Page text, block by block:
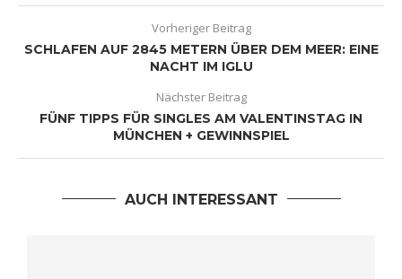
Vorheriger Beitrag
SCHLAFEN AUF 2845 METERN ÜBER DEM MEER: EINE
NACHT IM IGLU
Nächster Beitrag
FÜNF TIPPS FÜR SINGLES AM VALENTINSTAG IN
MÜNCHEN + GEWINNSPIEL
AUCH INTERESSANT